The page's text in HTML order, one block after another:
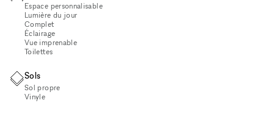
Espace personnalisable
Lumière du jour
Complet
Éclairage
Vue imprenable
Toilettes
Sols
Sol propre
Vinyle